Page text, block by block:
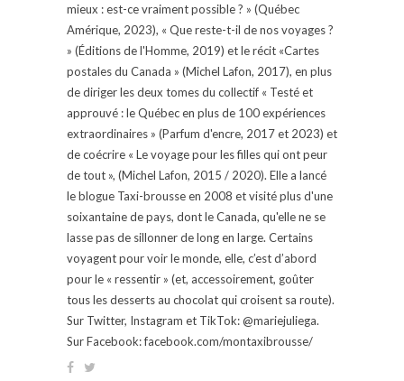
mieux : est-ce vraiment possible ? » (Québec
Amérique, 2023), « Que reste-t-il de nos voyages ?
» (Éditions de l'Homme, 2019) et le récit «Cartes
postales du Canada » (Michel Lafon, 2017), en plus
de diriger les deux tomes du collectif « Testé et
approuvé : le Québec en plus de 100 expériences
extraordinaires » (Parfum d'encre, 2017 et 2023) et
de coécrire « Le voyage pour les filles qui ont peur
de tout », (Michel Lafon, 2015 / 2020). Elle a lancé
le blogue Taxi-brousse en 2008 et visité plus d'une
soixantaine de pays, dont le Canada, qu'elle ne se
lasse pas de sillonner de long en large. Certains
voyagent pour voir le monde, elle, c’est d’abord
pour le « ressentir » (et, accessoirement, goûter
tous les desserts au chocolat qui croisent sa route).
Sur Twitter, Instagram et TikTok: @mariejuliega.
Sur Facebook: facebook.com/montaxibrousse/